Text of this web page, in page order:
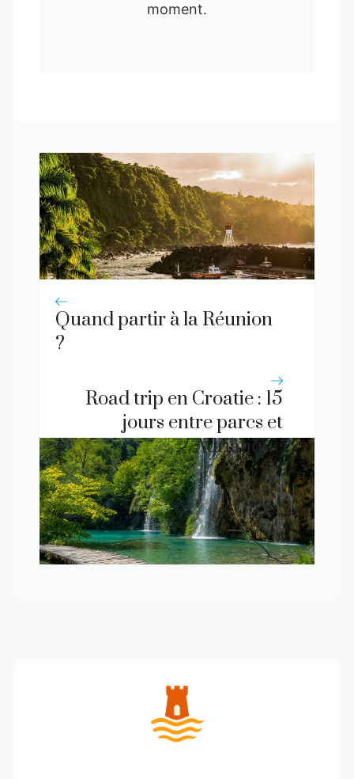
moment.
Quand partir à la Réunion
?
Road trip en Croatie : 15
jours entre parcs et
Adriatique